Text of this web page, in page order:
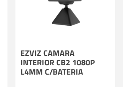
EZVIZ CAMARA
INTERIOR CB2 1080P
L4MM C/BATERIA